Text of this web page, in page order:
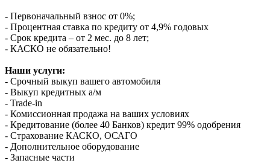
- Первоначальный взнос от 0%;
- Процентная ставка по кредиту от 4,9% годовых
- Срок кредита – от 2 мес. до 8 лет;
- КАСКО не обязательно!
Наши услуги:
- Срочный выкуп вашего автомобиля
- Выкуп кредитных а/м
- Trade-in
- Комиссионная продажа на ваших условиях
- Кредитование (более 40 Банков) кредит 99% одобрения
- Страхование КАСКО, ОСАГО
- Дополнительное оборудование
- Запасные части